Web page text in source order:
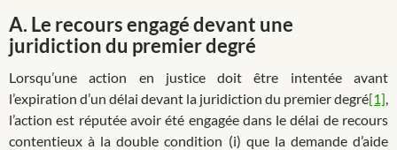
A. Le recours engagé devant une
juridiction du premier degré
Lorsqu’une action en justice doit être intentée avant
l’expiration d’un délai devant la juridiction du premier degré[1],
l’action est réputée avoir été engagée dans le délai de recours
contentieux à la double condition (i) que la demande d’aide